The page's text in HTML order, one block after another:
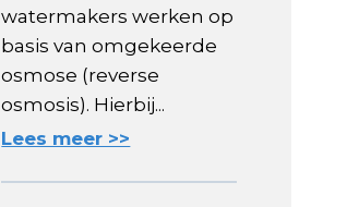
watermakers werken op
basis van omgekeerde
osmose (reverse
osmosis). Hierbij...
Lees meer >>